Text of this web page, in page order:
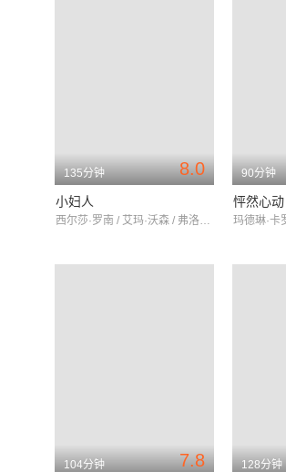
8.0
135分钟
小妇人
西尔莎·罗南 / 艾玛·沃森 / 弗洛伦丝·皮尤
90分钟
怦然心动
7.8
104分钟 128分钟